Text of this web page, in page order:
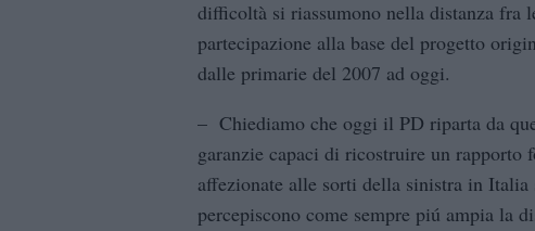
difficoltà si riassumono nella distanza fra
partecipazione alla base del progetto
dalle primarie del 2007 ad oggi.
– Chiediamo che oggi il PD riparta da
garanzie capaci di ricostruire un rapporto
affezionate alle sorti della sinistra in Italia
percepiscono come sempre piú ampia la